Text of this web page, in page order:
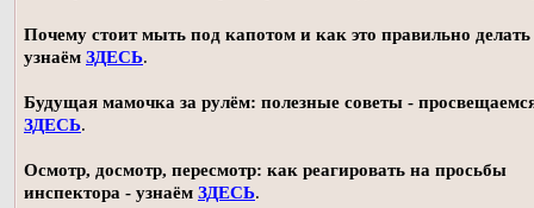
Почему стоит мыть под капотом и как это правильно делать
узнаём ЗДЕСЬ.
Будущая мамочка за рулём: полезные советы -
ЗДЕСЬ.
Осмотр, досмотр, пересмотр: как реагировать на просьбы
инспектора - узнаём ЗДЕСЬ.